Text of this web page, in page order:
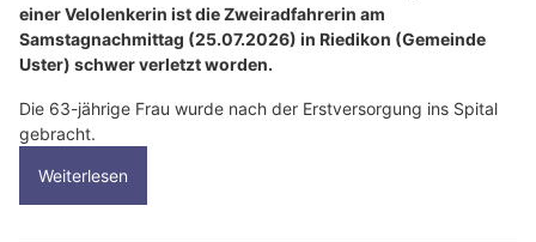
einer Velolenkerin ist die Zweiradfahrerin am
Samstagnachmittag (25.07.2026) in Riedikon (Gemeinde
Uster) schwer verletzt worden.
Die 63-jährige Frau wurde nach der Erstversorgung ins Spital
gebracht.
Weiterlesen